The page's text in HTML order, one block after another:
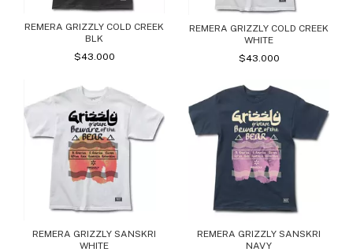
REMERA GRIZZLY COLD CREEK
BLK
$43.000
REMERA GRIZZLY COLD CREEK
WHITE
$43.000
REMERA GRIZZLY SANSKRI
WHITE
REMERA GRIZZLY SANSKRI
NAVY